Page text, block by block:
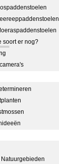
soort er nog?